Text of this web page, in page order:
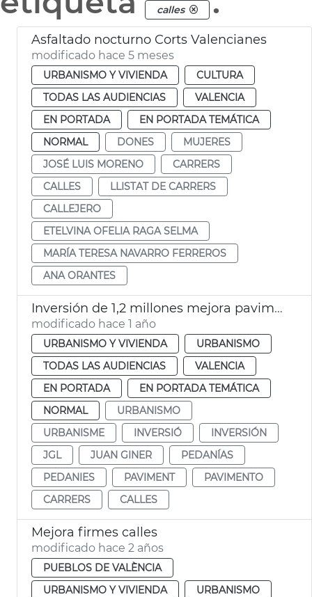
calles
Asfaltado nocturno Corts Valencianes
modificado hace 5 meses
URBANISMO Y VIVIENDA
CULTURA
TODAS LAS AUDIENCIAS
VALENCIA
EN PORTADA
EN PORTADA TEMÁTICA
NORMAL
DONES
MUJERES
JOSÉ LUIS MORENO
CARRERS
CALLES
LLISTAT DE CARRERS
CALLEJERO
ETELVINA OFELIA RAGA SELMA
MARÍA TERESA NAVARRO FERREROS
ANA ORANTES
Inversión de 1,2 millones mejora pavimento calles y caminos València y pedanías
modificado hace 1 año
URBANISMO Y VIVIENDA
URBANISMO
TODAS LAS AUDIENCIAS
VALENCIA
EN PORTADA
EN PORTADA TEMÁTICA
NORMAL
URBANISMO
URBANISME
INVERSIÓ
INVERSIÓN
JGL
JUAN GINER
PEDANÍAS
PEDANIES
PAVIMENT
PAVIMENTO
CARRERS
CALLES
Mejora firmes calles
modificado hace 2 años
PUEBLOS DE VALÈNCIA
URBANISMO Y VIVIENDA
URBANISMO